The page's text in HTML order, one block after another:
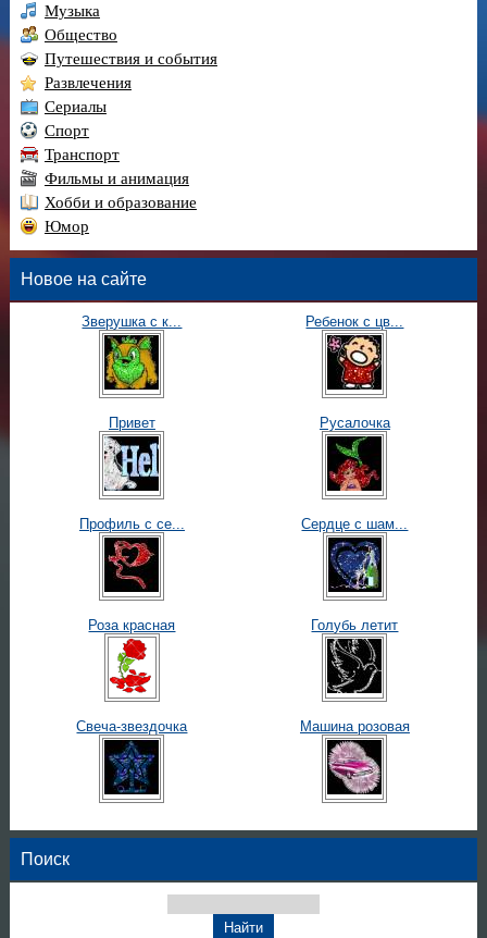
Музыка
Общество
Путешествия и события
Развлечения
Сериалы
Спорт
Транспорт
Фильмы и анимация
Хобби и образование
Юмор
Новое на сайте
Зверушка с к... Ребенок с цв...
Привет Русалочка
Профиль с се... Сердце с шам...
Роза красная Голубь летит
Свеча-звездочка Машина розовая
Поиск